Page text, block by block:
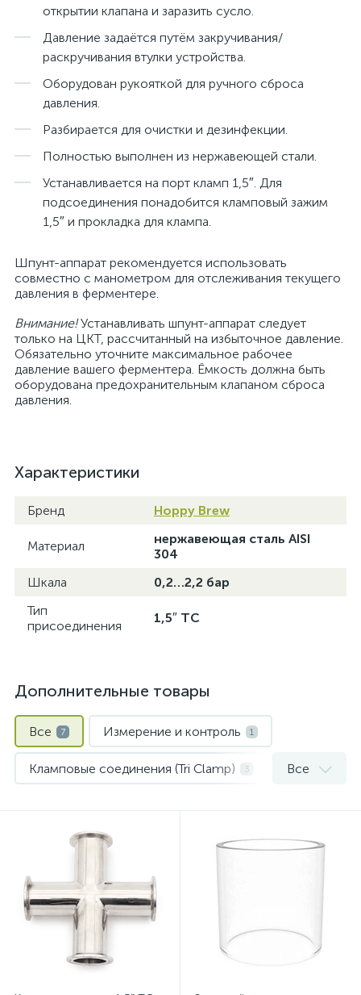
открытии клапана и заразить сусло.
Давление задаётся путём закручивания/
раскручивания втулки устройства.
Оборудован рукояткой для ручного сброса
давления.
Разбирается для очистки и дезинфекции.
Полностью выполнен из нержавеющей стали.
Устанавливается на порт кламп 1,5″. Для
подсоединения понадобится кламповый зажим
1,5″ и прокладка для клампа.
Шпунт-аппарат рекомендуется использовать
совместно с манометром для отслеживания текущего
давления в ферментере.
Внимание!Устанавливать шпунт-аппарат следует
только на ЦКТ, рассчитанный на избыточное давление.
Обязательно уточните максимальное рабочее
давление вашего ферментера. Ёмкость должна быть
оборудована предохранительным клапаном сброса
давления.
Характеристики
Бренд Hoppy Brew
Материал
нержавеющая сталь AISI
304
Шкала
0,2…2,2 бар
Тип
присоединения
1,5″ TC
Дополнительные товары
Все 7 Измерение и контроль 1
Кламповые соединения (Tri Clamp) 3
Шпунт-аппараты и предохранительные клапаны 2
Все